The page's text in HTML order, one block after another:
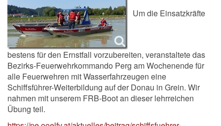
Um die Einsatzkräfte
bestens für den Ernstfall vorzubereiten, veranstaltete das
Bezirks-Feuerwehrkommando Perg am Wochenende für
alle Feuerwehren mit Wasserfahrzeugen eine
Schiffsführer-Weiterbildung auf der Donau in Grein. Wir
nahmen mit unserem FRB-Boot an dieser lehrreichen
Übung teil.